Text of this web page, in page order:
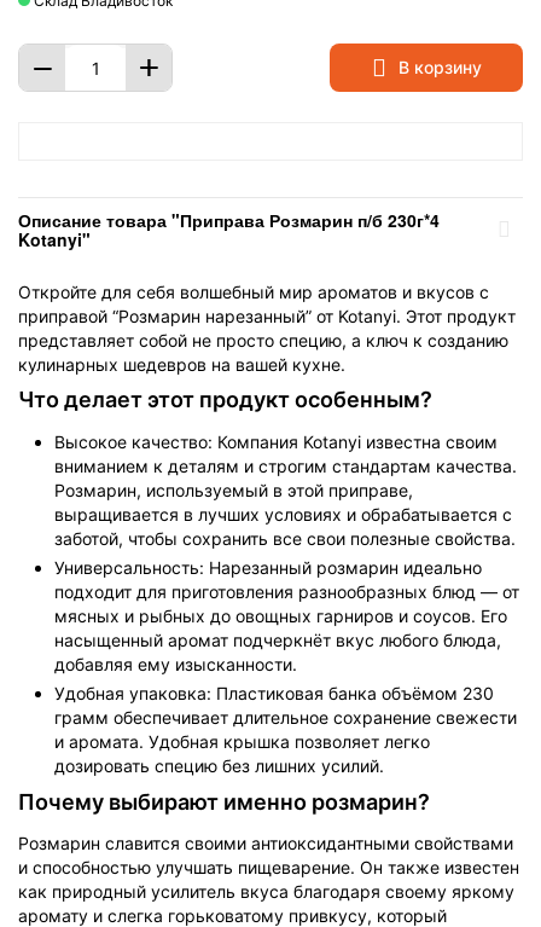
+
− В корзину
Описание товара "Приправа Розмарин п/б 230г*4
Kotanyi"
Откройте для себя волшебный мир ароматов и вкусов с
приправой “Розмарин нарезанный” от Kotanyi. Этот продукт
представляет собой не просто специю, а ключ к созданию
кулинарных шедевров на вашей кухне.
Что делает этот продукт особенным?
Высокое качество: Компания Kotanyi известна своим
вниманием к деталям и строгим стандартам качества.
Розмарин, используемый в этой приправе,
выращивается в лучших условиях и обрабатывается с
заботой, чтобы сохранить все свои полезные свойства.
Универсальность: Нарезанный розмарин идеально
подходит для приготовления разнообразных блюд — от
мясных и рыбных до овощных гарниров и соусов. Его
насыщенный аромат подчеркнёт вкус любого блюда,
добавляя ему изысканности.
Удобная упаковка: Пластиковая банка объёмом 230
грамм обеспечивает длительное сохранение свежести
и аромата. Удобная крышка позволяет легко
дозировать специю без лишних усилий.
Почему выбирают именно розмарин?
Розмарин славится своими антиоксидантными свойствами
и способностью улучшать пищеварение. Он также известен
как природный усилитель вкуса благодаря своему яркому
аромату и слегка горьковатому привкусу, который